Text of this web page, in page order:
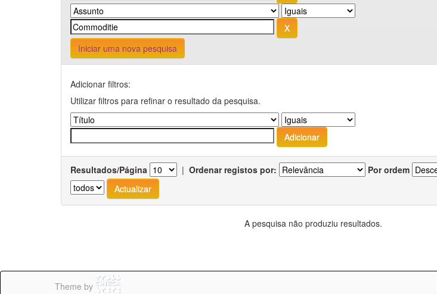
Iniciar uma nova pesquisa
Adicionar filtros:
Utilizar filtros para refinar o resultado da pesquisa.
Resultados/Página | Ordenar registos por: Por ordem
A pesquisa não produziu resultados.
Theme by